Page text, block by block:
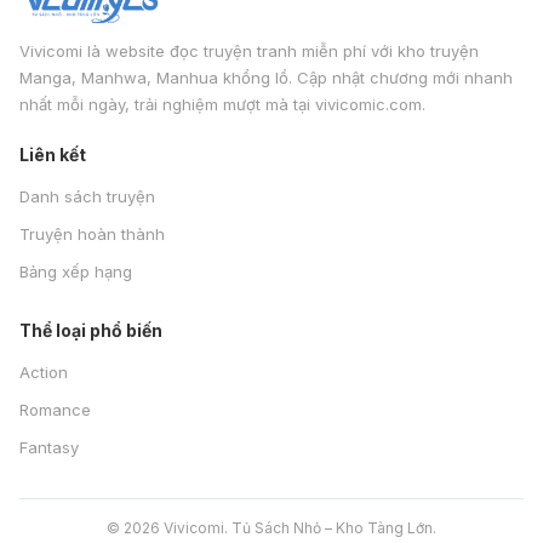
Vivicomi là website đọc truyện tranh miễn phí với kho truyện
Manga, Manhwa, Manhua khổng lồ. Cập nhật chương mới nhanh
nhất mỗi ngày, trải nghiệm mượt mà tại vivicomic.com.
Liên kết
Danh sách truyện
Truyện hoàn thành
Bảng xếp hạng
Thể loại phổ biến
Action
Romance
Fantasy
© 2026 Vivicomi. Tủ Sách Nhỏ – Kho Tàng Lớn.